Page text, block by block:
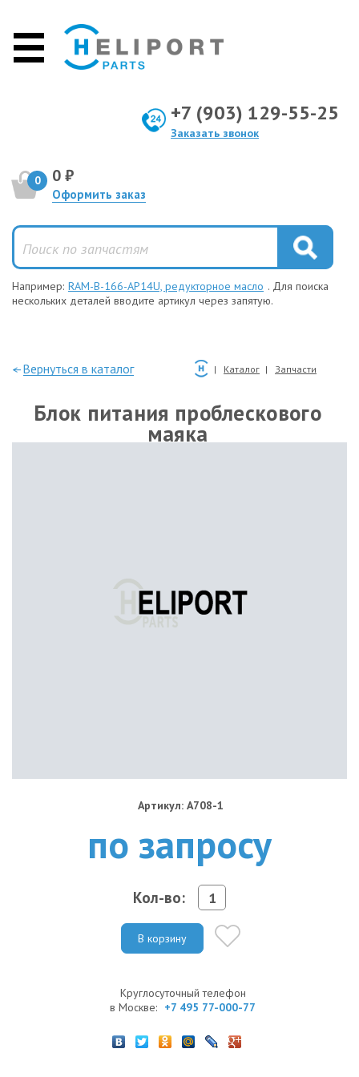
+7 (903) 129-55-25
Заказать звонок
0 0 ₽
Оформить заказ
Например: RAM-B-166-AP14U, редукторное масло . Для поиска
нескольких деталей вводите артикул через запятую.
—Вернуться в каталог Каталог Запчасти
Блок питания проблескового
маяка
Артикул: A708-1
по запросу
Кол-во:
В корзину
Круглосуточный телефон
в Москве: +7 495 77-000-77